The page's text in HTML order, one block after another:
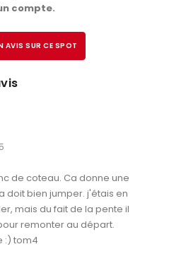
compte.
AVIS SUR CE SPOT
de coteau. Ca donne une
doit bien jumper. j'étais en
mais du fait de la pente il
remonter au départ.
:) tom4